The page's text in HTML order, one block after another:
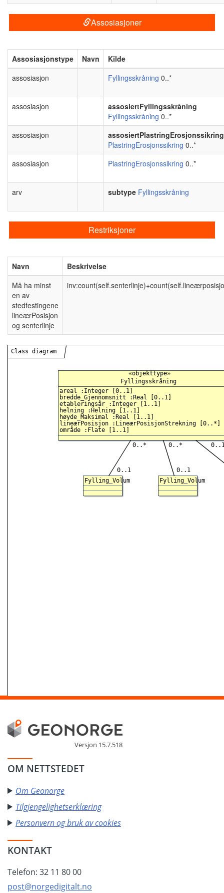
Assosiasjoner
Assosiasjonstype Navn
Kilde
assosiasjon
Fyllingsskråning 0..*
assosiasjon
assosiertFyllingsskråning
Fyllingsskråning 0..*
assosiasjon
assosiertPlastringErosjonssikring
PlastringErosjonssikring 0..*
assosiasjon
PlastringErosjonssikring 0..*
arv subtype Fyllingsskråning
Restriksjoner
Navn
Beskrivelse
Må ha minst
en av
stedfestingene
lineærPosisjon
og senterlinje